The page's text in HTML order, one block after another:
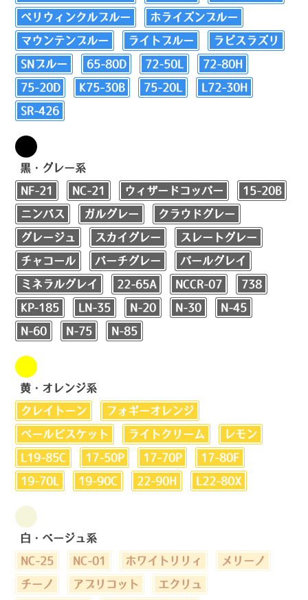
ペリウィンクルブルー ホライズンブルー
マウンテンブルー ライトブルー ラピスラズリ
SNブルー 65-80D 72-50L 72-80H
75-20D K75-30B 75-20L L72-30H
SR-426
黒・グレー系
NF-21 NC-21 ウィザードコッパー 15-20B
ニンバス ガルグレー クラウドグレー
グレージュ スカイグレー スレートグレー
チャコール バーチグレー パールグレイ
ミネラルグレイ 22-65A NCCR-07 738
KP-185 LN-35 N-20 N-30 N-45
N-60 N-75 N-85
黄・オレンジ系
クレイトーン フォギーオレンジ
ペールビスケット ライトクリーム レモン
L19-85C 17-50P 17-70P 17-80F
19-70L 19-90C 22-90H L22-80X
白・ベージュ系
NC-25 NC-01 ホワイトリリィ メリーノ
チーノ アプリコット エクリュ